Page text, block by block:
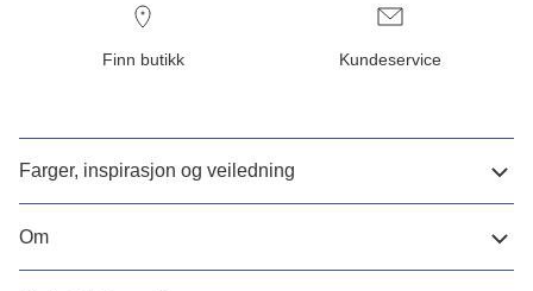
Finn butikk Kundeservice
Farger, inspirasjon og veiledning
Om